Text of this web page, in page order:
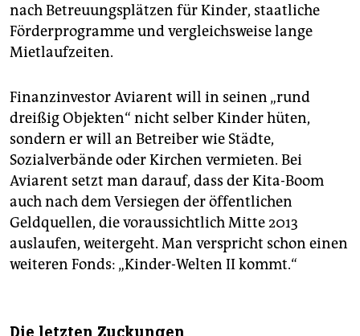
nach Betreuungsplätzen für Kinder, staatliche
Förderprogramme und vergleichsweise lange
Mietlaufzeiten.
Finanzinvestor Aviarent will in seinen „rund
dreißig Objekten“ nicht selber Kinder hüten,
sondern er will an Betreiber wie Städte,
Sozialverbände oder Kirchen vermieten. Bei
Aviarent setzt man darauf, dass der Kita-Boom
auch nach dem Versiegen der öffentlichen
Geldquellen, die voraussichtlich Mitte 2013
auslaufen, weitergeht. Man verspricht schon einen
weiteren Fonds: „Kinder-Welten II kommt.“